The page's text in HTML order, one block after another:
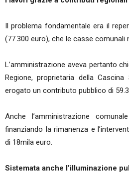
Il problema fondamentale era il
(77.300 euro), che le casse
L’amministrazione aveva pertanto
Regione, proprietaria della
erogato un contributo pubblico di
Anche l’amministrazione
finanziando la rimanenza e
di 18mila euro.
Sistemata anche l’illuminazione